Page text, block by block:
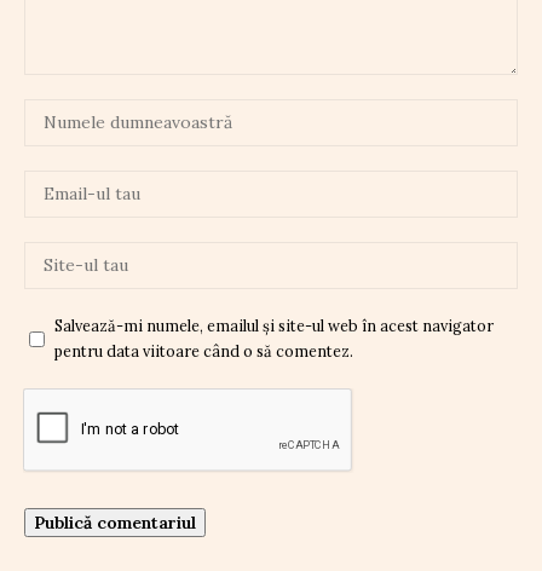
Salvează-mi numele, emailul și site-ul web în acest navigator
pentru data viitoare când o să comentez.